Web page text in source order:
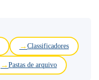
Classificadores
Pastas de arquivo